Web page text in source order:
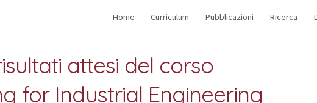
Skip to navigation
Home Curriculum Pubblicazioni Ricerca
attesi del corso
for Industrial Engineering